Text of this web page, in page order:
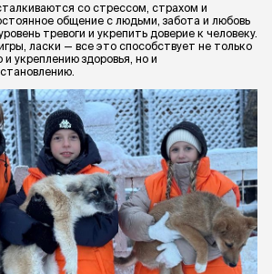
со стрессом, страхом и
общение с людьми, забота и любовь
тревоги и укрепить доверие к человеку.
ласки — все это способствует не только
укреплению здоровья, но и